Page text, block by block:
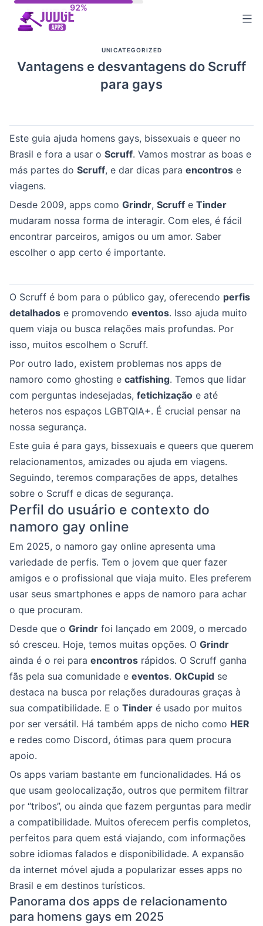
UNICATEGORIZED
Vantagens e desvantagens do Scruff
para gays
Este guia ajuda homens gays, bissexuais e queer no
Brasil e fora a usar o Scruff. Vamos mostrar as boas e
más partes do Scruff, e dar dicas para encontros e
viagens.
Desde 2009, apps como Grindr, Scruff e Tinder
mudaram nossa forma de interagir. Com eles, é fácil
encontrar parceiros, amigos ou um amor. Saber
escolher o app certo é importante.
O Scruff é bom para o público gay, oferecendo perfis
detalhados e promovendo eventos. Isso ajuda muito
quem viaja ou busca relações mais profundas. Por
isso, muitos escolhem o Scruff.
Por outro lado, existem problemas nos apps de
namoro como ghosting e catfishing. Temos que lidar
com perguntas indesejadas, fetichização e até
heteros nos espaços LGBTQIA+. É crucial pensar na
nossa segurança.
Este guia é para gays, bissexuais e queers que querem
relacionamentos, amizades ou ajuda em viagens.
Seguindo, teremos comparações de apps, detalhes
sobre o Scruff e dicas de segurança.
Perfil do usuário e contexto do
namoro gay online
Em 2025, o namoro gay online apresenta uma
variedade de perfis. Tem o jovem que quer fazer
amigos e o profissional que viaja muito. Eles preferem
usar seus smartphones e apps de namoro para achar
o que procuram.
Desde que o Grindr foi lançado em 2009, o mercado
só cresceu. Hoje, temos muitas opções. O Grindr
ainda é o rei para encontros rápidos. O Scruff ganha
fãs pela sua comunidade e eventos. OkCupid se
destaca na busca por relações duradouras graças à
sua compatibilidade. E o Tinder é usado por muitos
por ser versátil. Há também apps de nicho como HER
e redes como Discord, ótimas para quem procura
apoio.
Os apps variam bastante em funcionalidades. Há os
que usam geolocalização, outros que permitem filtrar
por “tribos”, ou ainda que fazem perguntas para medir
a compatibilidade. Muitos oferecem perfis completos,
perfeitos para quem está viajando, com informações
sobre idiomas falados e disponibilidade. A expansão
da internet móvel ajuda a popularizar esses apps no
Brasil e em destinos turísticos.
Panorama dos apps de relacionamento
para homens gays em 2025